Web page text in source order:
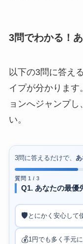
3問でわかる！
以下の3問に答え
イプが分かりま
ョンへジャンプ
い。
3問に答えるだけで、
質問 1 / 3
Q1. あなたの最優
🛡️ とにかく安心して
💰1円でも多く手元